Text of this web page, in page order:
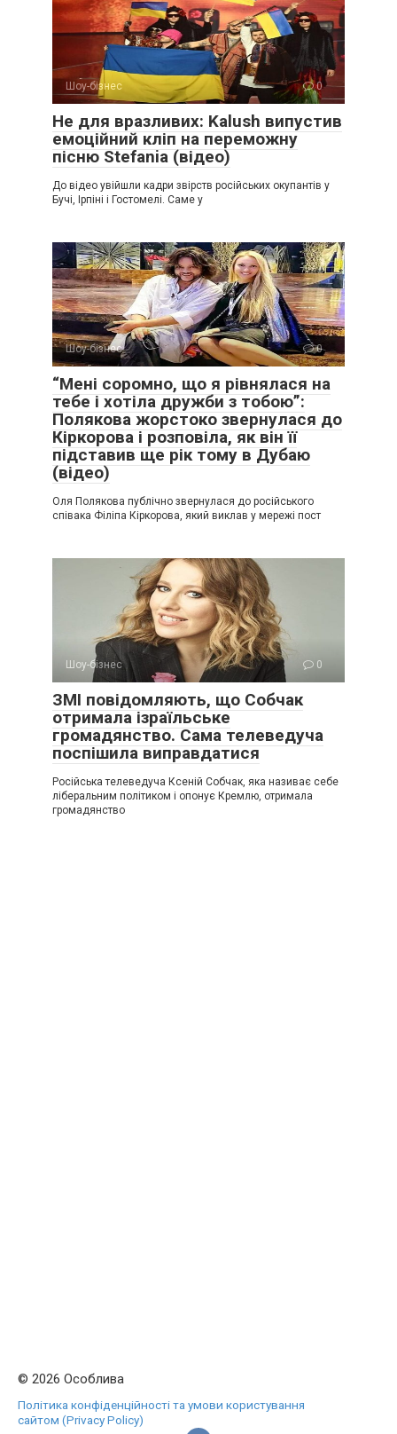
Шоу-бізнес 0
Не для вразливих: Kalush випустив
емоційний кліп на переможну
пісню Stefania (відео)
До відео увійшли кадри звірств російських окупантів у
Бучі, Ірпіні і Гостомелі. Саме у
Шоу-бізнес 0
“Мені соромно, що я рівнялася на
тебе і хотіла дружби з тобою”:
Полякова жорстоко звернулася до
Кіркорова і розповіла, як він її
підставив ще рік тому в Дубаю
(відео)
Оля Полякова публічно звернулася до російського
співака Філіпа Кіркорова, який виклав у мережі пост
Шоу-бізнес 0
ЗМІ повідомляють, що Собчак
отримала ізраїльське
громадянство. Сама телеведуча
поспішила виправдатися
Російська телеведуча Ксеній Собчак, яка називає себе
ліберальним політиком і опонує Кремлю, отримала
громадянство
© 2026 Особлива
Політика конфіденційності та умови користування
сайтом (Privacy Policy)